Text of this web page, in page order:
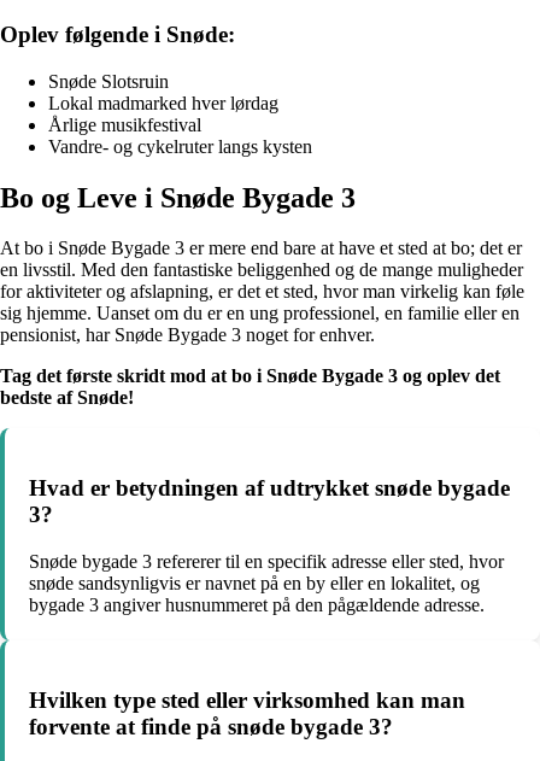
Oplev følgende i Snøde:
Snøde Slotsruin
Lokal madmarked hver lørdag
Årlige musikfestival
Vandre- og cykelruter langs kysten
Bo og Leve i Snøde Bygade 3
At bo i Snøde Bygade 3 er mere end bare at have et sted at bo; det er
en livsstil. Med den fantastiske beliggenhed og de mange muligheder
for aktiviteter og afslapning, er det et sted, hvor man virkelig kan føle
sig hjemme. Uanset om du er en ung professionel, en familie eller en
pensionist, har Snøde Bygade 3 noget for enhver.
Tag det første skridt mod at bo i Snøde Bygade 3 og oplev det
bedste af Snøde!
Hvad er betydningen af udtrykket snøde bygade
3?
Snøde bygade 3 refererer til en specifik adresse eller sted, hvor
snøde sandsynligvis er navnet på en by eller en lokalitet, og
bygade 3 angiver husnummeret på den pågældende adresse.
Hvilken type sted eller virksomhed kan man
forvente at finde på snøde bygade 3?